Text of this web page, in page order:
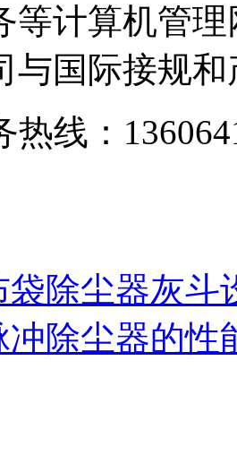
等计算机管
与国际接规
热线：
袋除尘器灰斗
冲除尘器的性